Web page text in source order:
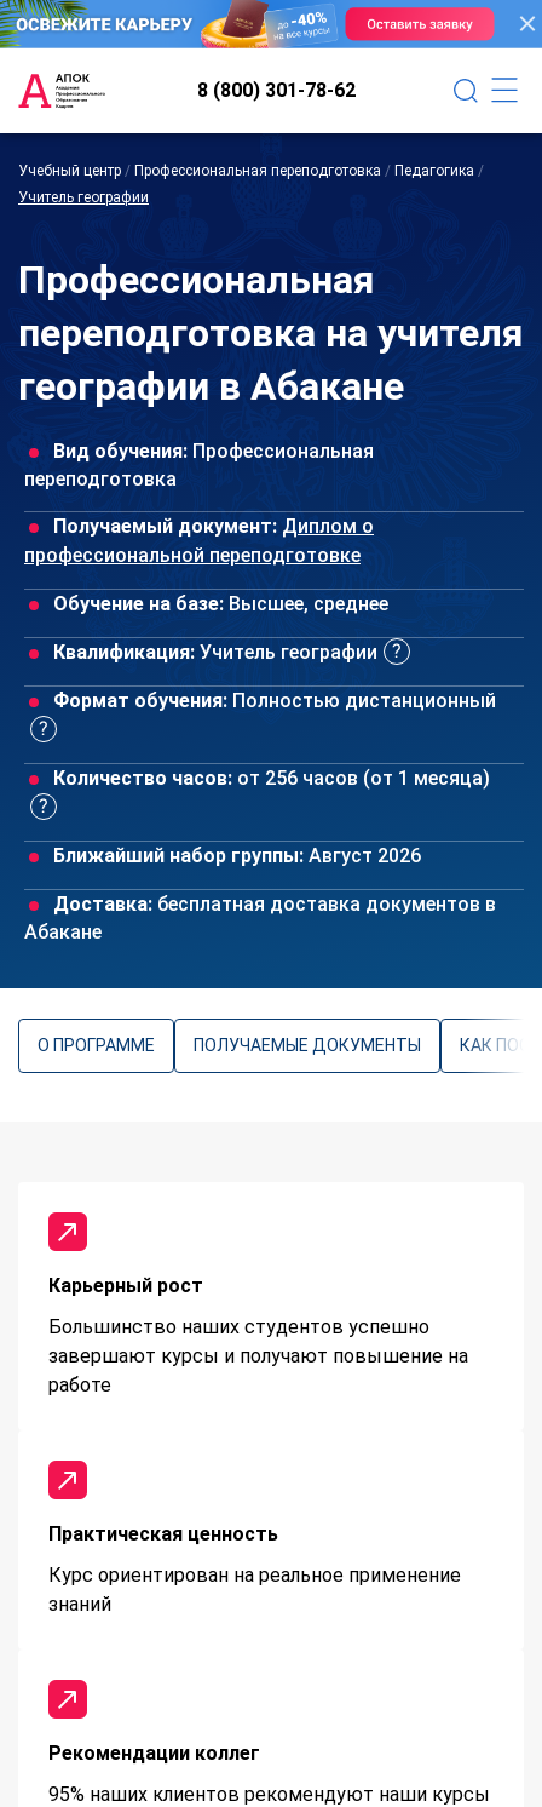
8 (800) 301-78-62
Учебный центр / Профессиональная переподготовка / Педагогика /
Учитель географии
Профессиональная
переподготовка на учителя
географии в Абакане
Вид обучения: Профессиональная
переподготовка
Получаемый документ: Диплом о
профессиональной переподготовке
Обучение на базе: Высшее, среднее
Квалификация: Учитель географии
Формат обучения: Полностью дистанционный
Количество часов: от 256 часов (от 1 месяца)
Ближайший набор группы: Август 2026
Доставка: бесплатная доставка документов в
Абакане
О ПРОГРАММЕ ПОЛУЧАЕМЫЕ ДОКУМЕНТЫ КАК
Карьерный рост
Большинство наших студентов успешно
завершают курсы и получают повышение на
работе
Практическая ценность
Курс ориентирован на реальное применение
знаний
Рекомендации коллег
95% наших клиентов рекомендуют наши курсы